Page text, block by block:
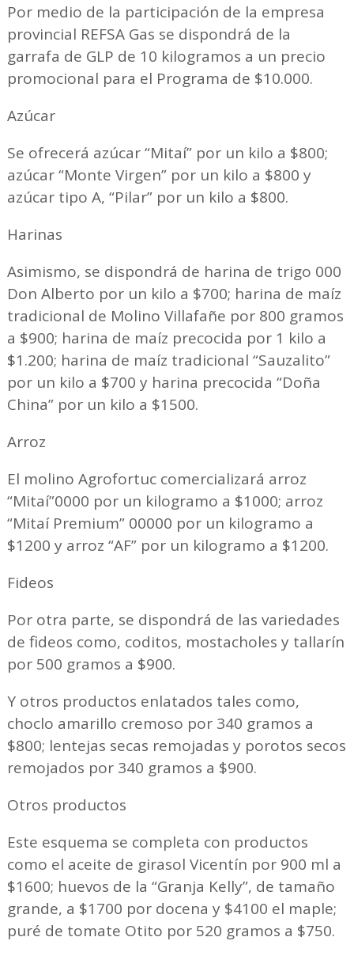
Por medio de la participación de la empresa
provincial REFSA Gas se dispondrá de la
garrafa de GLP de 10 kilogramos a un precio
promocional para el Programa de $10.000.
Azúcar
Se ofrecerá azúcar “Mitaí” por un kilo a $800;
azúcar “Monte Virgen” por un kilo a $800 y
azúcar tipo A, “Pilar” por un kilo a $800.
Harinas
Asimismo, se dispondrá de harina de trigo 000
Don Alberto por un kilo a $700; harina de maíz
tradicional de Molino Villafañe por 800 gramos
a $900; harina de maíz precocida por 1 kilo a
$1.200; harina de maíz tradicional “Sauzalito”
por un kilo a $700 y harina precocida “Doña
China” por un kilo a $1500.
Arroz
El molino Agrofortuc comercializará arroz
“Mitaí”0000 por un kilogramo a $1000; arroz
“Mitaí Premium” 00000 por un kilogramo a
$1200 y arroz “AF” por un kilogramo a $1200.
Fideos
Por otra parte, se dispondrá de las variedades
de fideos como, coditos, mostacholes y tallarín
por 500 gramos a $900.
Y otros productos enlatados tales como,
choclo amarillo cremoso por 340 gramos a
$800; lentejas secas remojadas y porotos secos
remojados por 340 gramos a $900.
Otros productos
Este esquema se completa con productos
como el aceite de girasol Vicentín por 900 ml a
$1600; huevos de la “Granja Kelly”, de tamaño
grande, a $1700 por docena y $4100 el maple;
puré de tomate Otito por 520 gramos a $750.